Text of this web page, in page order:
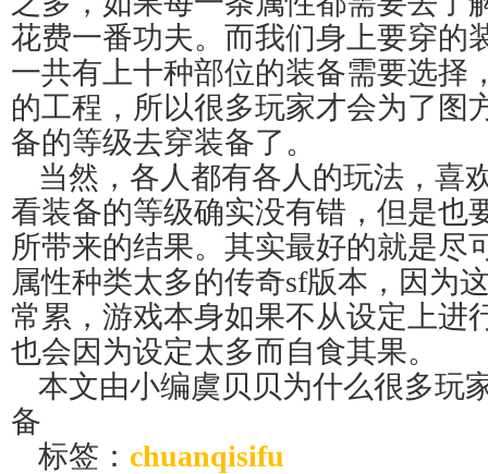
花费一番功夫。而我们身上要穿的
一共有上十种部位的装备需要选择
的工程，所以很多玩家才会为了图
备的等级去穿装备了。
当然，各人都有各人的玩法，喜
看装备的等级确实没有错，但是也
所带来的结果。其实最好的就是尽
属性种类太多的传奇sf版本，因为
常累，游戏本身如果不从设定上进
也会因为设定太多而自食其果。
本文由小编虞贝贝为什么很多玩
备
标签： chuanqisifu